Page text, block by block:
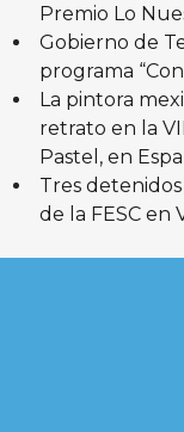
Premio Lo
Gobierno de
programa
La pintora
retrato en la
Pastel, en
Tres
de la FESC en